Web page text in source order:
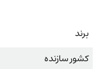
برند
کشور سازنده